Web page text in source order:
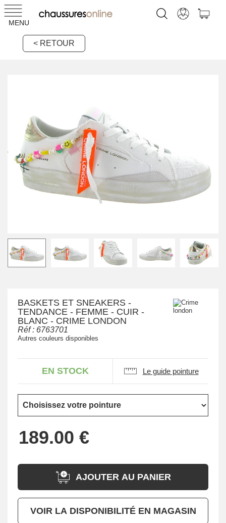
MENU
< RETOUR
BASKETS ET SNEAKERS -
TENDANCE - FEMME - CUIR -
BLANC - CRIME LONDON
Réf : 6763701
Autres couleurs disponibles
EN STOCK Le guide pointure
AJOUTER AU PANIER
VOIR LA DISPONIBILITÉ EN MAGASIN